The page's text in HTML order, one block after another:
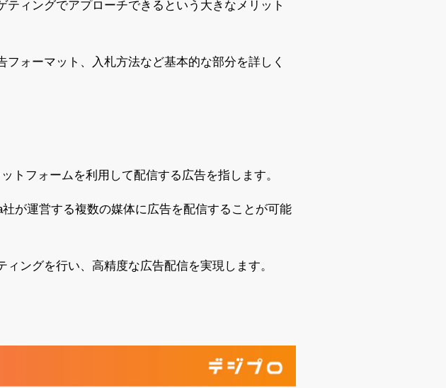
ィングでアプローチできるという大きなメリット
ォーマット、入札方法など基本的な部分を詳しく
トフォームを利用して配信する広告を指します。
が運営する複数の媒体に広告を配信することが可能
ングを行い、高精度な広告配信を実現します。